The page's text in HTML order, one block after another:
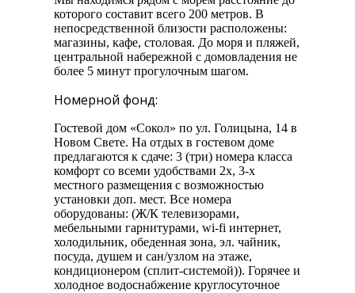
которого составит всего 200 метров. В
непосредственной близости расположены:
магазины, кафе, столовая. До моря и пляжей,
центральной набережной с домовладения не
более 5 минут прогулочным шагом.
Номерной фонд:
Гостевой дом «Сокол» по ул. Голицына, 14 в
Новом Свете. На отдых в гостевом доме
предлагаются к сдаче: 3 (три) номера класса
комфорт со всеми удобствами 2х, 3-х
местного размещения с возможностью
установки доп. мест. Все номера
оборудованы: (Ж/К телевизорами,
мебельными гарнитурами, wi-fi интернет,
холодильник, обеденная зона, эл. чайник,
посуда, душем и сан/узлом на этаже,
кондиционером (сплит-системой)). Горячее и
холодное водоснабжение круглосуточное